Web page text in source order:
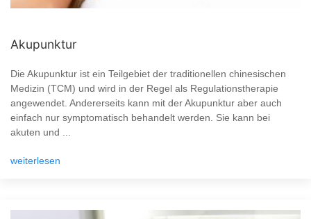
Akupunktur
Die Akupunktur ist ein Teilgebiet der traditionellen chinesischen
Medizin (TCM) und wird in der Regel als Regulationstherapie
angewendet. Andererseits kann mit der Akupunktur aber auch
einfach nur symptomatisch behandelt werden. Sie kann bei
akuten und ...
weiterlesen